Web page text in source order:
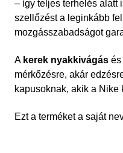
– így teljes terhelés alatt
szellőzést a leginkább
mozgásszabadságot
A kerek nyakkivágás és
mérkőzésre, akár
kapusoknak, akik a
Ezt a terméket a saját